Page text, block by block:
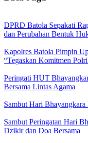
DPRD Batola Sepakati
dan Perubahan Bentuk
Kapolres Batola Pimpin
“Tegaskan Komitmen
Peringati HUT
Bersama Lintas Agama
Sambut Hari
Sambut Peringatan Hari
Dzikir dan Doa Bersama